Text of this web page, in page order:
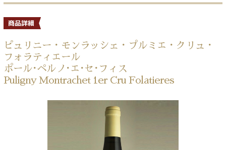
ピュリニー・モンラッシェ・プルミエ・クリュ・
フォラティエール
ポール･ペルノ･エ･セ･フィス
Puligny Montrachet 1er Cru Folatieres